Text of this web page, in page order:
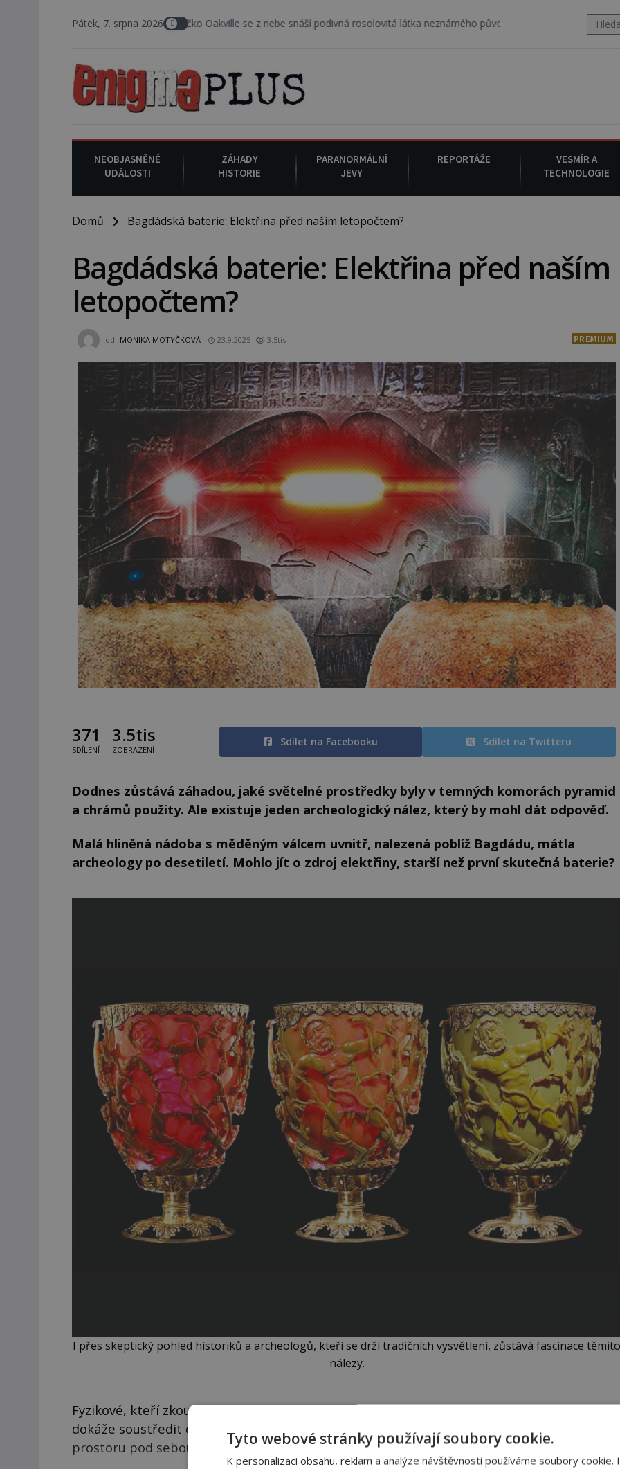
Pátek, 7. srpna 2026
: Na americké městečko Oakville se z nebe snáší podivná rosolovitá látka neznámého původu. 7. srpna 1994 : Na americké
NEOBJASNĚNÉ
UDÁLOSTI
ZÁHADY
HISTORIE
PARANORMÁLNÍ
JEVY
REPORTÁŽE
VESMÍR A
TECHNOLOGIE
Domů Bagdádská baterie: Elektřina před naším letopočtem?
Bagdádská baterie: Elektřina před naším
letopočtem?
od MONIKA MOTYČKOVÁ 23.9.2025 3.5tis PREMIUM
371
SDÍLENÍ
3.5tis
ZOBRAZENÍ
Sdílet na Facebooku Sdílet na Twitteru
Dodnes zůstává záhadou, jaké světelné prostředky byly v temných komorách pyramid
a chrámů použity. Ale existuje jeden archeologický nález, který by mohl dát odpověď.
Malá hliněná nádoba s měděným válcem uvnitř, nalezená poblíž Bagdádu, mátla
archeology po desetiletí. Mohlo jít o zdroj elektřiny, starší než první skutečná baterie?
I přes skeptický pohled historiků a archeologů, kteří se drží tradičních vysvětlení, zůstává fascinace těmito
nálezy.
Fyzikové, kteří zkoumali vlastnosti Cheopsovy pyramidy, ovšem zjistili, že pyramida
dokáže soustředit elektromagnetickou energii ve vnitřních komorách a soustředit ji do
prostoru pod sebou. Mohlo by další pátrání tímto směrem přinést odpověď?
Tyto webové stránky používají soubory cookie.
K personalizaci obsahu, reklam a analýze návštěvnosti používáme soubory cookie.